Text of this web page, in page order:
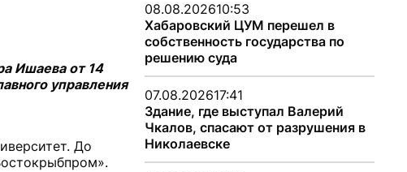
Ишаева от 14
управления
До
08.08.202610:53
Хабаровский ЦУМ перешел в
собственность государства по
решению суда
07.08.202617:41
Здание, где выступал Валерий
Чкалов, спасают от разрушения в
Николаевске